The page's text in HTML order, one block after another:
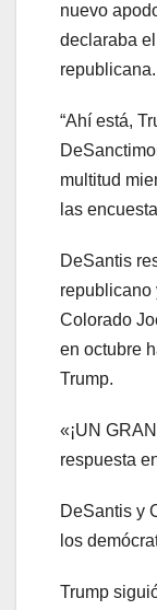
nuevo
declaraba
republicana.
“Ahí está,
multitud
las
DeSantis
republicano
Colorado
en octubre
Trump.
«¡UN
respuesta
DeSantis y
los
Trump